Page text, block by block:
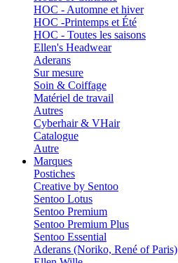
HOC - Automne et hiver
HOC -Printemps et Été
HOC - Toutes les saisons
Ellen's Headwear
Aderans
Sur mesure
Soin & Coiffage
Matériel de travail
Autres
Cyberhair & VHair
Catalogue
Autre
Marques
Postiches
Creative by Sentoo
Sentoo Lotus
Sentoo Premium
Sentoo Premium Plus
Sentoo Essential
Aderans (Noriko, René of Paris)